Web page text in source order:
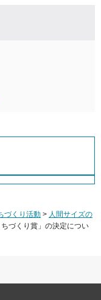
づくり活動 > 人間サイズの
づくり賞」の決定につい